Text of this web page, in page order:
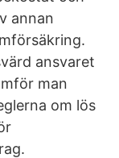
annan
ansvaret
man
om lös